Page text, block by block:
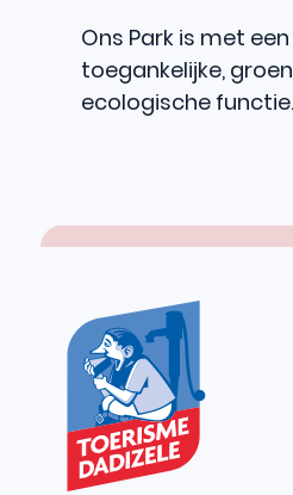
Ons Park is met
toegankelijke,
ecologische functie.